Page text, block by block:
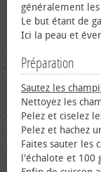
généralement
Le but étant de
Ici la peau et
Préparation
Sautez les
Nettoyez les
Pelez et ciselez
Pelez et hachez
Faites sauter les
l'échalote et 100